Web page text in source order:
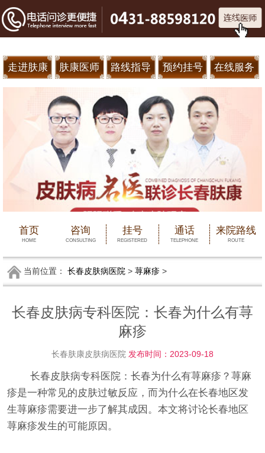
走进肤康 肤康医师 路线指导 预约挂号 在线服务
首页
HOME
咨询
CONSULTING
挂号
REGISTERED
通话
TELEPHONE
来院路线
ROUTE
当前位置： 长春皮肤病医院> 荨麻疹>
长春皮肤病专科医院：长春为什么有荨
麻疹
长春肤康皮肤病医院 发布时间：2023-09-18
长春皮肤病专科医院：长春为什么有荨麻疹？荨麻
疹是一种常见的皮肤过敏反应，而为什么在长春地区发
生荨麻疹需要进一步了解其成因。本文将讨论长春地区
荨麻疹发生的可能原因。